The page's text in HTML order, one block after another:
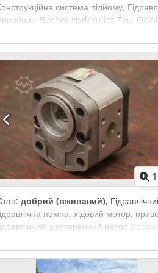
система підйому,
Bucher Hydraulics Тип:
1770 мм Dodpfoyr Ihrex Am
дані: 400 В; 11 кВт; 20 А
Виробник: Schiess Defries Робочий
розміри: 900 x 900 x 485 мм
1000 тонн
1
добрий (вживаний),
помпа, хідовий мотор,
шестеренний насос
8 x 17 мм - Кількість: наявно 7
кг